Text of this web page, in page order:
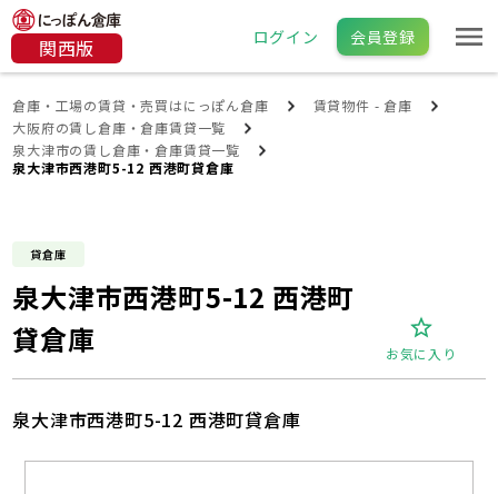
関西版 ログイン 会員登録
倉庫・工場の賃貸・売買はにっぽん倉庫
賃貸物件 - 倉庫
大阪府の賃し倉庫・倉庫賃貸一覧
泉大津市の賃し倉庫・倉庫賃貸一覧
泉大津市西港町5-12 西港町貸倉庫
貸倉庫
泉大津市西港町5-12 西港町
貸倉庫
お気に入り
泉大津市西港町5-12 西港町貸倉庫